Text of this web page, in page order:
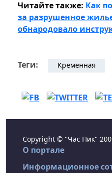
Читайте также: Как
за разрушенное
обнародовало
Теги: Кременная
Copyright © "Час Пик"
О портале
Информационное